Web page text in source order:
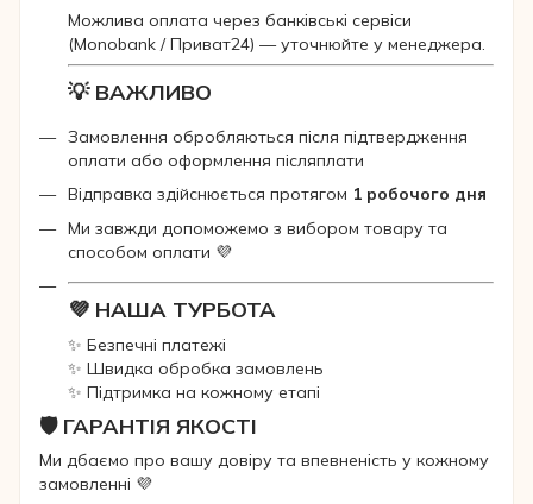
Можлива оплата через банківські сервіси
(Monobank / Приват24) — уточнюйте у менеджера.
💡 ВАЖЛИВО
Замовлення обробляються після підтвердження
оплати або оформлення післяплати
Відправка здійснюється протягом 1 робочого дня
Ми завжди допоможемо з вибором товару та
способом оплати 💜
💜 НАША ТУРБОТА
✨ Безпечні платежі
✨ Швидка обробка замовлень
✨ Підтримка на кожному етапі
🛡 ГАРАНТІЯ ЯКОСТІ
Ми дбаємо про вашу довіру та впевненість у кожному
замовленні 💜